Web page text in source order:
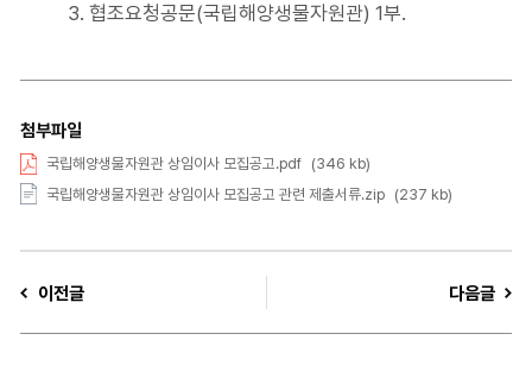
3. 협조요청공문(국립해양생물자원관) 1부.
첨부파일
국립해양생물자원관 상임이사 모집공고.pdf (346 kb)
국립해양생물자원관 상임이사 모집공고 관련 제출서류.zip (237 kb)
이전글 다음글